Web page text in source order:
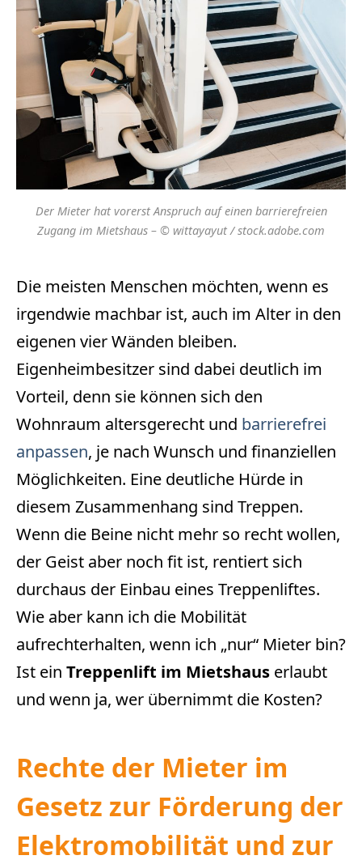
Der Mieter hat vorerst Anspruch auf einen barrierefreien
Zugang im Mietshaus – © wittayayut / stock.adobe.com
Die meisten Menschen möchten, wenn es
irgendwie machbar ist, auch im Alter in den
eigenen vier Wänden bleiben.
Eigenheimbesitzer sind dabei deutlich im
Vorteil, denn sie können sich den
Wohnraum altersgerecht und barrierefrei
anpassen, je nach Wunsch und finanziellen
Möglichkeiten. Eine deutliche Hürde in
diesem Zusammenhang sind Treppen.
Wenn die Beine nicht mehr so recht wollen,
der Geist aber noch fit ist, rentiert sich
durchaus der Einbau eines Treppenliftes.
Wie aber kann ich die Mobilität
aufrechterhalten, wenn ich „nur“ Mieter bin?
Ist ein Treppenlift im Mietshaus erlaubt
und wenn ja, wer übernimmt die Kosten?
Rechte der Mieter im
Gesetz zur Förderung der
Elektromobilität und zur